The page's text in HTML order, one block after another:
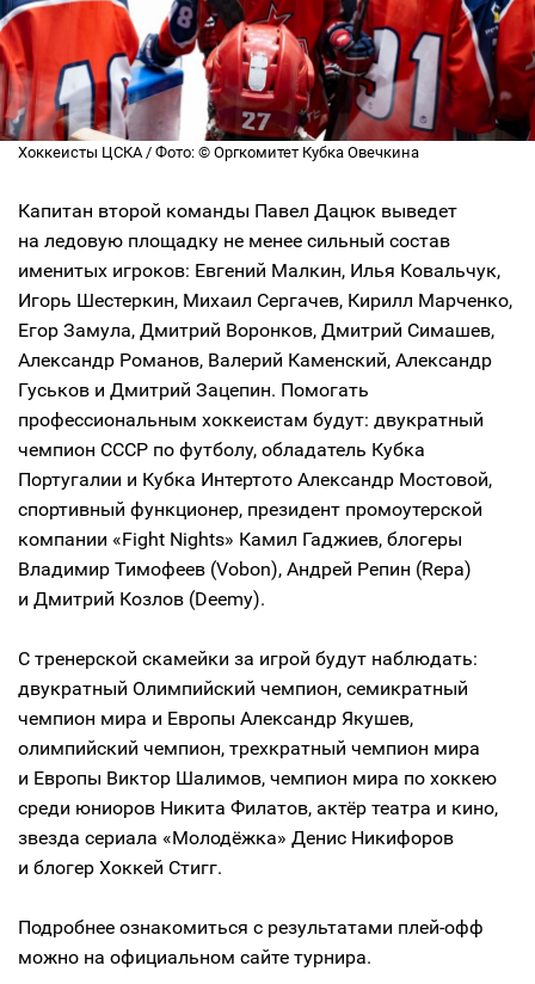
Хоккеисты ЦСКА / Фото: © Оргкомитет Кубка Овечкина
Капитан второй команды Павел Дацюк выведет
на ледовую площадку не менее сильный состав
именитых игроков: Евгений Малкин, Илья Ковальчук,
Игорь Шестеркин, Михаил Сергачев, Кирилл Марченко,
Егор Замула, Дмитрий Воронков, Дмитрий Симашев,
Александр Романов, Валерий Каменский, Александр
Гуськов и Дмитрий Зацепин. Помогать
профессиональным хоккеистам будут: двукратный
чемпион СССР по футболу, обладатель Кубка
Португалии и Кубка Интертото Александр Мостовой,
спортивный функционер, президент промоутерской
компании «Fight Nights» Камил Гаджиев, блогеры
Владимир Тимофеев (Vobon), Андрей Репин (Repa)
и Дмитрий Козлов (Deemy).
С тренерской скамейки за игрой будут наблюдать:
двукратный Олимпийский чемпион, семикратный
чемпион мира и Европы Александр Якушев,
олимпийский чемпион, трехкратный чемпион мира
и Европы Виктор Шалимов, чемпион мира по хоккею
среди юниоров Никита Филатов, актёр театра и кино,
звезда сериала «Молодёжка» Денис Никифоров
и блогер Хоккей Стигг.
Подробнее ознакомиться с результатами плей-офф
можно на официальном сайте турнира.